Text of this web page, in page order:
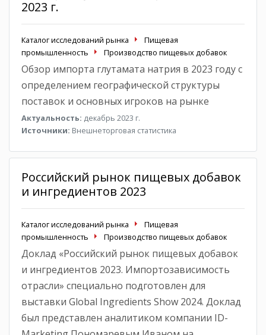
2023 г.
Каталог исследований рынка
Пищевая
промышленность
Производство пищевых добавок
Обзор импорта глутамата натрия в 2023 году с
определением географической структуры
поставок и основных игроков на рынке
Актуальность: декабрь 2023 г.
Источники: Внешнеторговая статистика
Российский рынок пищевых добавок
и ингредиентов 2023
Каталог исследований рынка
Пищевая
промышленность
Производство пищевых добавок
Доклад «Российский рынок пищевых добавок
и ингредиентов 2023. Импортозависимость
отрасли» специально подготовлен для
выставки Global Ingredients Show 2024. Доклад
был представлен аналитиком компании ID-